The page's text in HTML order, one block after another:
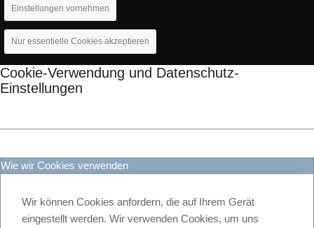
Einstellungen vornehmen
Nur essentielle Cookies akzeptieren
Cookie-Verwendung und Datenschutz-
Einstellungen
Wie wir Cookies verwenden
Wir können Cookies anfordern, die auf Ihrem Gerät
eingestellt werden. Wir verwenden Cookies, um uns